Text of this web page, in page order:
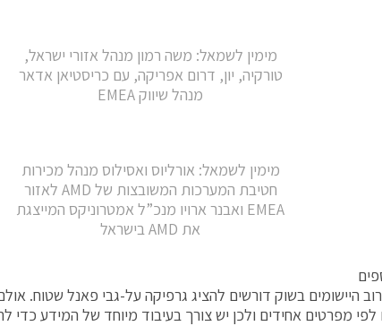
מימין לשמאל: משה רמון מנהל אזורי ישראל,
טורקיה, יון, דרום אפריקה, עם כריסטיאן אדאר
מנהל שיווק EMEA
מימין לשמאל: אורליוס ואסילוס מנהל מכירות
חטיבת המערכות המשובצות של AMD לאזור
EMEA ואבנר ארויו מנכ”ל אמטרוניקס המייצגת
את AMD בישראל
היישומים בשוק דורשים להציג גרפיקה על-גבי פאנל שטוח.
לפי מפרטים אחידים ולכן יש צורך בעיבוד מיוחד של המידע כדי